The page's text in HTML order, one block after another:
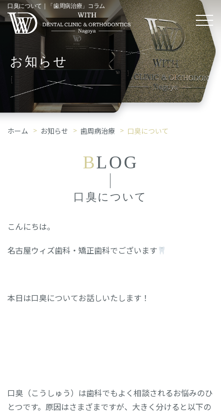
口臭について｜「歯周病治療」コラム
お知らせ
ホーム お知らせ 歯周病治療 口臭について
BLOG
口臭について
こんにちは。
名古屋ウィズ歯科・矯正歯科でございます
本日は口臭についてお話しいたします！
口臭（こうしゅう）は歯科でもよく相談されるお悩みのひ
とつです。原因はさまざまですが、大きく分けると以下の